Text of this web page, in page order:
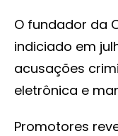
O fundador da
indiciado em
acusações
eletrônica e
Promotores